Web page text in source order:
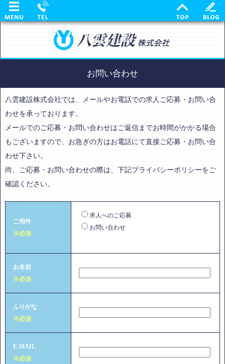
お問い合わせ
八雲建設株式会社では、メールやお電話での求人ご応募・お問い合
わせを承っております。
メールでのご応募・お問い合わせはご返信までお時間がかかる場合
もございますので、お急ぎの方はお電話にて直接ご応募・お問い合
わせ下さい。
尚、ご応募・お問い合わせの際は、下記プライバシーポリシーをご
確認ください。
ご用件
※必須
求人へのご応募
お問い合わせ
お名前
※必須
ふりがな
※必須
E-MAIL
※必須